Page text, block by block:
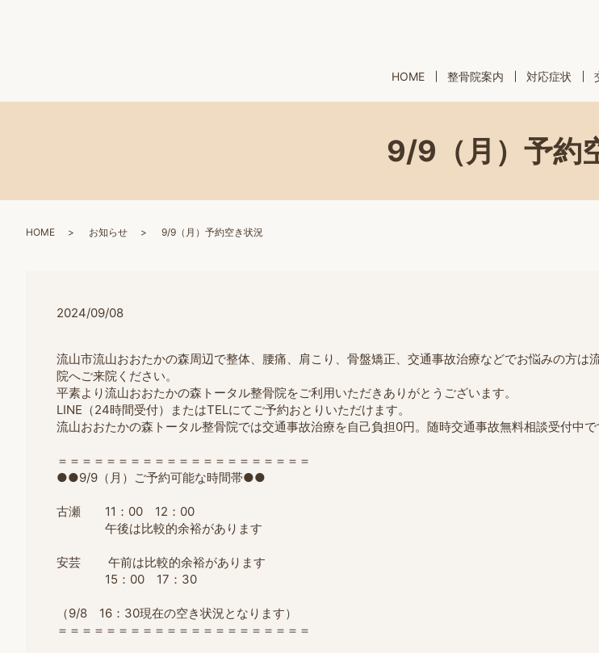
HOME 整骨院案内 対応症状
9/9（月）予約
HOME お知らせ 9/9（月）予約空き状況
2024/09/08
流山市流山おおたかの森周辺で整体、腰痛、肩こり、骨盤矯正、交通事故治療などでお悩みの方は
院へご来院ください。
平素より流山おおたかの森トータル整骨院をご利用いただきありがとうございます。
LINE（24時間受付）またはTELにてご予約おとりいただけます。
流山おおたかの森トータル整骨院では交通事故治療を自己負担0円。随時交通事故無料相談受付中で
＝＝＝＝＝＝＝＝＝＝＝＝＝＝＝＝＝＝＝＝＝
●●9/9（月）ご予約可能な時間帯●●
古瀬 11：00 12：00
午後は比較的余裕があります
安芸 午前は比較的余裕があります
15：00 17：30
（9/8 16：30現在の空き状況となります）
＝＝＝＝＝＝＝＝＝＝＝＝＝＝＝＝＝＝＝＝＝